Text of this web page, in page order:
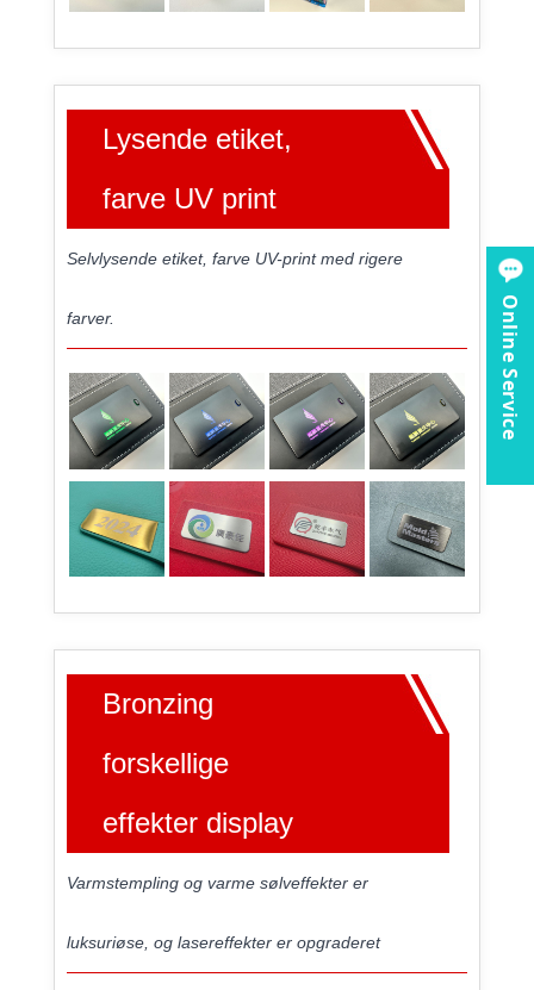
Lysende etiket,
farve UV print
Selvlysende etiket, farve UV-print med rigere
farver.
Bronzing
forskellige
effekter display
Varmstempling og varme sølveffekter er
luksuriøse, og lasereffekter er opgraderet
Online Service